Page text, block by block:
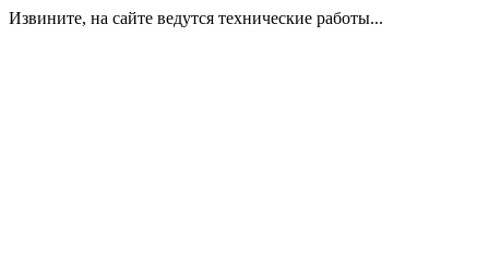
Извините, на сайте ведутся технические работы...